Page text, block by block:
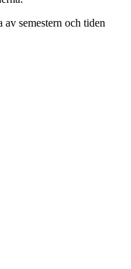
semestern och tiden